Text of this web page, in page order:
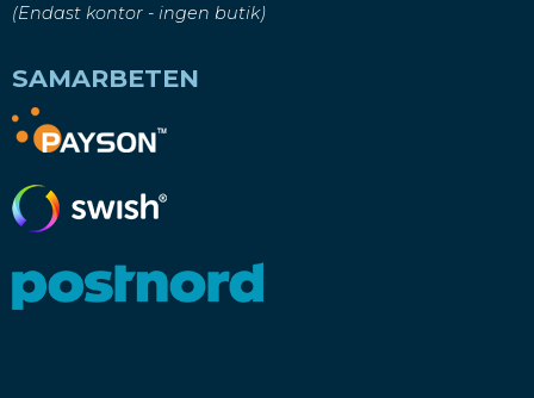
(Endast kontor - ingen butik)
SAMARBETEN